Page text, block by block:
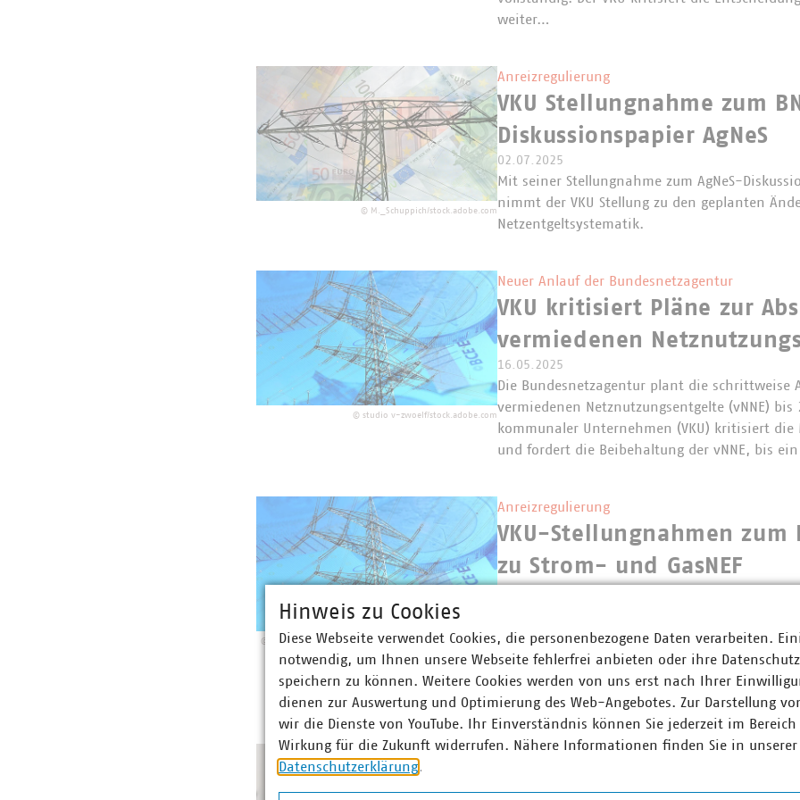
weiter…
© M._Schuppich/stock.adobe.com
Anreizregulierung
VKU Stellungnahme zum
Diskussionspapier AgNeS
02.07.2025
Mit seiner Stellungnahme zum AgNeS-
nimmt der VKU Stellung zu den geplanten
Netzentgeltsystematik.
© studio v-zwoelf/stock.adobe.com
Neuer Anlauf der Bundesnetzagentur
VKU kritisiert Pläne zur
vermiedenen
16.05.2025
Die Bundesnetzagentur plant die schrittweise
vermiedenen Netznutzungsentgelte (vNNE) bis
kommunaler Unternehmen (VKU) kritisiert die
und fordert die Beibehaltung der vNNE, bis
©
Stromnetz_Stromtrasse_Preis_Strompreis_c_studio_v-
zwoelf_AdobeStock
Anreizregulierung
VKU-Stellungnahmen zum
zu Strom- und GasNEF
hat der VKU zum Tenorentwurf der
Regulierungsrahmens und der Methode der
(RAMEN) und zum Tenorentwurf der
Ermittlung des…
Anreizregulierung
Hinweis zu Cookies
Diese Webseite verwendet Cookies, die personenbezogene Daten verarbeiten.
notwendig, um Ihnen unsere Webseite fehlerfrei anbieten oder ihre
speichern zu können. Weitere Cookies werden von uns erst nach Ihrer
dienen zur Auswertung und Optimierung des Web-Angebotes. Zur Darstellung
wir die Dienste von YouTube. Ihr Einverständnis können Sie jederzeit im
Wirkung für die Zukunft widerrufen. Nähere Informationen finden Sie in unserer
Datenschutzerklärung.